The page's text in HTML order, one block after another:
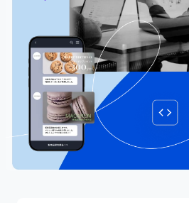
エンタープライズ企業向け
コマースDXプロジェクト
ecforceでできること
ECサイト構築 / 新規立ち上げ
業種から探す
パーソナルケア/ヘアケア
ヘルス/ウェルネス
フード/ドリンク
ホビー/ライフスタイル
カテゴリーから資料を探す
トレンド・ノウハウ
セミナーレポート
イベント・セミナーを探す
近日開催予定のセミナー
今すぐ視聴可能なセミナー